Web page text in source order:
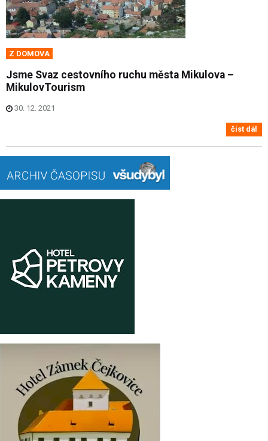
Z DOMOVA
Jsme Svaz cestovního ruchu města Mikulova –
MikulovTourism
30. 12. 2021
číst dál